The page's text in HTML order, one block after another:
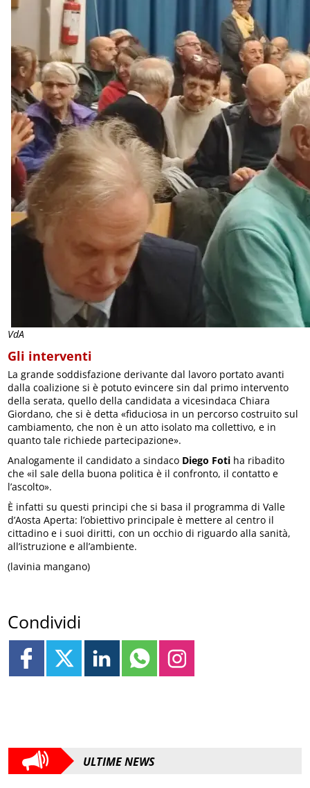
VdA
Gli interventi
La grande soddisfazione derivante dal lavoro portato avanti
dalla coalizione si è potuto evincere sin dal primo intervento
della serata, quello della candidata a vicesindaca Chiara
Giordano, che si è detta «fiduciosa in un percorso costruito sul
cambiamento, che non è un atto isolato ma collettivo, e in
quanto tale richiede partecipazione».
Analogamente il candidato a sindaco Diego Foti ha ribadito
che «il sale della buona politica è il confronto, il contatto e
l’ascolto».
È infatti su questi principi che si basa il programma di Valle
d’Aosta Aperta: l’obiettivo principale è mettere al centro il
cittadino e i suoi diritti, con un occhio di riguardo alla sanità,
all’istruzione e all’ambiente.
(lavinia mangano)
Condividi
ULTIME NEWS